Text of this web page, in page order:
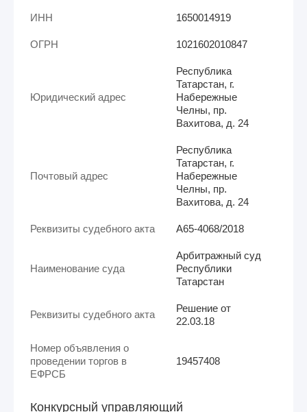
ИНН 1650014919
ОГРН 1021602010847
Юридический адрес
Республика
Татарстан, г.
Набережные
Челны, пр.
Вахитова, д. 24
Почтовый адрес
Республика
Татарстан, г.
Набережные
Челны, пр.
Вахитова, д. 24
Реквизиты судебного акта А65-4068/2018
Наименование суда
Арбитражный суд
Республики
Татарстан
Реквизиты судебного акта
Решение от
22.03.18
Номер объявления о
проведении торгов в
ЕФРСБ
19457408
Конкурсный управляющий